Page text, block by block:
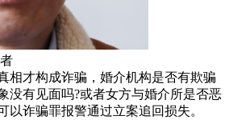
相才构成诈骗，婚介机构是否有欺骗
没有见面吗?或者女方与婚介所是否恶
以诈骗罪报警通过立案追回损失。